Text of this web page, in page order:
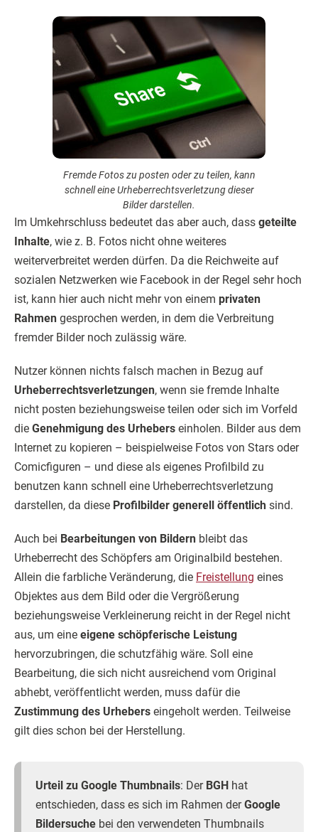
Fremde Fotos zu posten oder zu teilen, kann
schnell eine Urheberrechts­verletzung dieser
Bilder darstellen.
Im Umkehrschluss bedeutet das aber auch, dass geteilte
Inhalte, wie z. B. Fotos nicht ohne weiteres
weiterverbreitet werden dürfen. Da die Reichweite auf
sozialen Netzwerken wie Facebook in der Regel sehr hoch
ist, kann hier auch nicht mehr von einem privaten
Rahmen gesprochen werden, in dem die Verbreitung
fremder Bilder noch zulässig wäre.
Nutzer können nichts falsch machen in Bezug auf
Urheberrechtsverletzungen, wenn sie fremde Inhalte
nicht posten beziehungsweise teilen oder sich im Vorfeld
die Genehmigung des Urhebers einholen. Bilder aus dem
Internet zu kopieren – beispielweise Fotos von Stars oder
Comicfiguren – und diese als eigenes Profilbild zu
benutzen kann schnell eine Urheberrechtsverletzung
darstellen, da diese Profilbilder generell öffentlich sind.
Auch bei Bearbeitungen von Bildern bleibt das
Urheberrecht des Schöpfers am Originalbild bestehen.
Allein die farbliche Veränderung, die Freistellung eines
Objektes aus dem Bild oder die Vergrößerung
beziehungsweise Verkleinerung reicht in der Regel nicht
aus, um eine eigene schöpferische Leistung
hervorzubringen, die schutzfähig wäre. Soll eine
Bearbeitung, die sich nicht ausreichend vom Original
abhebt, veröffentlicht werden, muss dafür die
Zustimmung des Urhebers eingeholt werden. Teilweise
gilt dies schon bei der Herstellung.
Urteil zu Google Thumbnails: Der BGH hat
entschieden, dass es sich im Rahmen derGoogle
Bildersuche bei den verwendeten Thumbnails